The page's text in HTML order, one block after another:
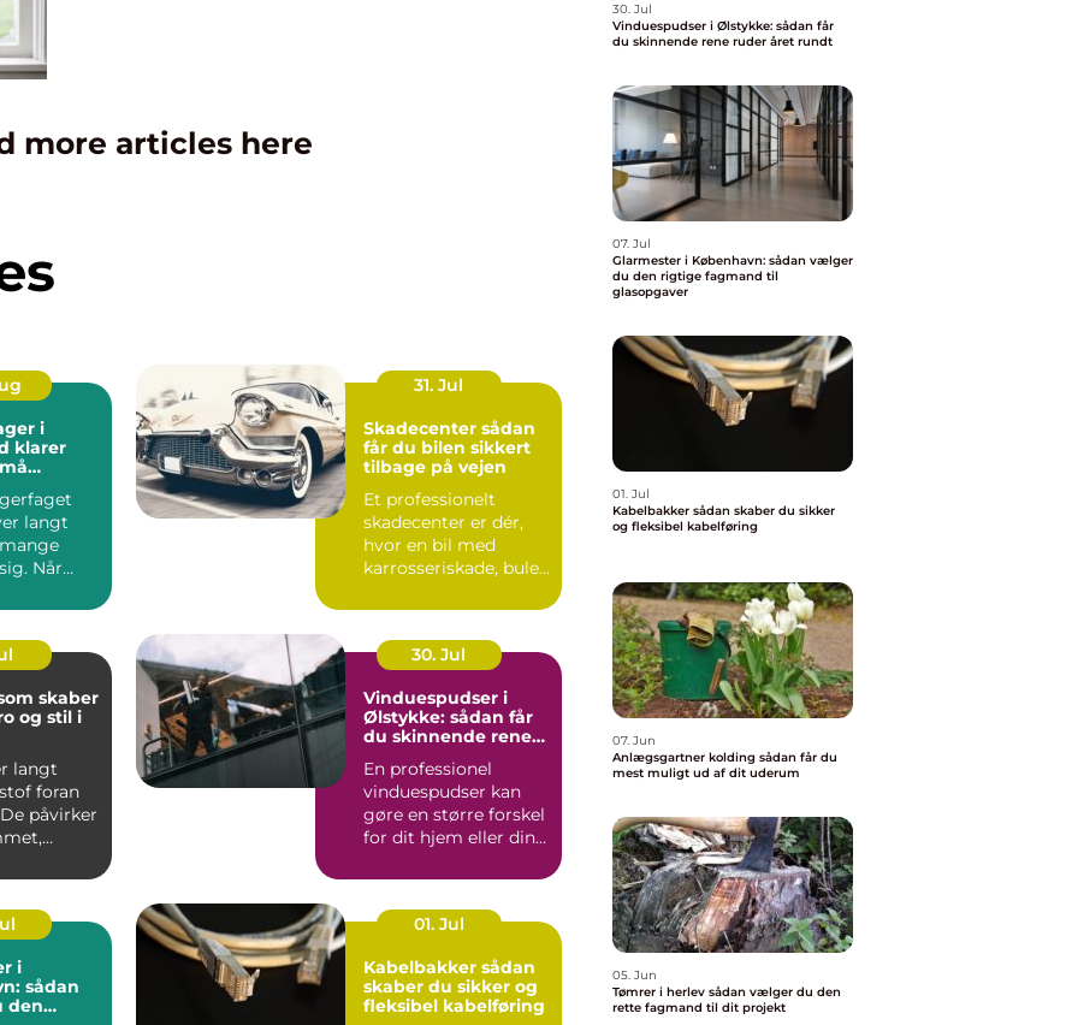
more articles here
i
klarer
langt
Når
31. Jul
Skadecenter sådan
får du bilen sikkert
tilbage på vejen
Et professionelt
skadecenter er dér,
hvor en bil med
karrosseriskade, buler
b...
skaber
og stil i
langt
foran
påvirker
30. Jul
Vinduespudser i
Ølstykke: sådan får
du skinnende rene
En professionel
vinduespudser kan
gøre en større forskel
for dit hjem eller din
i
sådan
den
01. Jul
Kabelbakker sådan
skaber du sikker og
fleksibel kabelføring
30. Jul
Vinduespudser i Ølstykke: sådan får
du skinnende rene ruder året rundt
07. Jul
Glarmester i København: sådan vælger
du den rigtige fagmand til
glasopgaver
01. Jul
Kabelbakker sådan skaber du sikker
og fleksibel kabelføring
07. Jun
Anlægsgartner kolding sådan får du
mest muligt ud af dit uderum
05. Jun
Tømrer i herlev sådan vælger du den
rette fagmand til dit projekt